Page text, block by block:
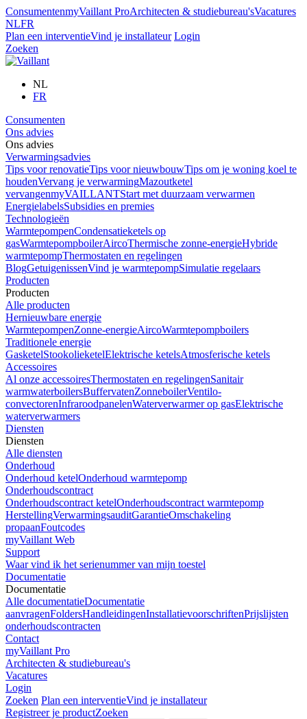
ConsumentenmyVaillant ProArchitecten & studiebureau'sVacatures
NLFR
Plan een interventieVind je installateur Login
Zoeken
NL
FR
Consumenten
Ons advies
Ons advies
Verwarmingsadvies
Tips voor renovatieTips voor nieuwbouwTips om je woning koel te
houdenVervang je verwarmingMazoutketel
vervangenmyVAILLANTStart met duurzaam verwarmen
EnergielabelsSubsidies en premies
Technologieën
WarmtepompenCondensatieketels op
gasWarmtepompboilerAircoThermische zonne-energieHybride
warmtepompThermostaten en regelingen
BlogGetuigenissenVind je warmtepompSimulatie regelaars
Producten
Producten
Alle producten
Hernieuwbare energie
WarmtepompenZonne-energieAircoWarmtepompboilers
Traditionele energie
GasketelStookolieketelElektrische ketelsAtmosferische ketels
Accessoires
Al onze accessoiresThermostaten en regelingenSanitair
warmwaterboilersBuffervatenZonneboilerVentilo-
convectorenInfraroodpanelenWaterverwarmer op gasElektrische
waterverwarmers
Diensten
Diensten
Alle diensten
Onderhoud
Onderhoud ketelOnderhoud warmtepomp
Onderhoudscontract
Onderhoudscontract ketelOnderhoudscontract warmtepomp
HerstellingVerwarmingsauditGarantieOmschakeling
propaanFoutcodes
myVaillant Web
Support
Waar vind ik het serienummer van mijn toestel
Documentatie
Documentatie
Alle documentatieDocumentatie
aanvragenFoldersHandleidingenInstallatievoorschriftenPrijslijsten
onderhoudscontracten
Contact
myVaillant Pro
Architecten & studiebureau's
Vacatures
Login
Zoeken Plan een interventieVind je installateur
Registreer je productZoeken